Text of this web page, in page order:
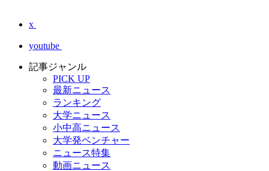
x
youtube
記事ジャンル
PICK UP
最新ニュース
ランキング
大学ニュース
小中高ニュース
大学発ベンチャー
ニュース特集
動画ニュース